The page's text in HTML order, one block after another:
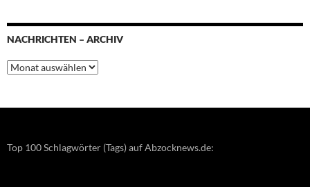
NACHRICHTEN – ARCHIV
Nachrichten
–
Top 100 Schlagwörter (Tags) auf Abzocknews.de: